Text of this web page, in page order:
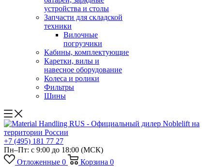
устройства и столы
Запчасти для складской
техники
Вилочные
погрузчики
Кабины, комплектующие
Каретки, вилы и
навесное оборудование
Колеса и ролики
Фильтры
Шины
+7 (495) 181 77 27
Пн–Пт: с 9:00 до 18:00 (МСК)
Отложенные 0 Корзина 0